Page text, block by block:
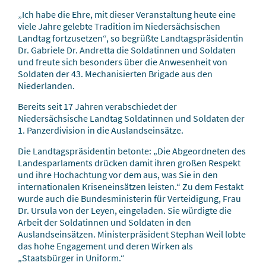
„Ich habe die Ehre, mit dieser Veranstaltung heute eine
viele Jahre gelebte Tradition im Niedersächsischen
Landtag fortzusetzen“, so begrüßte Landtagspräsidentin
Dr. Gabriele Dr. Andretta die Soldatinnen und Soldaten
und freute sich besonders über die Anwesenheit von
Soldaten der 43. Mechanisierten Brigade aus den
Niederlanden.
Bereits seit 17 Jahren verabschiedet der
Niedersächsische Landtag Soldatinnen und Soldaten der
1. Panzerdivision in die Auslandseinsätze.
Die Landtagspräsidentin betonte: „Die Abgeordneten des
Landesparlaments drücken damit ihren großen Respekt
und ihre Hochachtung vor dem aus, was Sie in den
internationalen Kriseneinsätzen leisten.“ Zu dem Festakt
wurde auch die Bundesministerin für Verteidigung, Frau
Dr. Ursula von der Leyen, eingeladen. Sie würdigte die
Arbeit der Soldatinnen und Soldaten in den
Auslandseinsätzen. Ministerpräsident Stephan Weil lobte
das hohe Engagement und deren Wirken als
„Staatsbürger in Uniform.“